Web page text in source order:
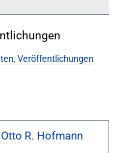
Veröffentlichungen
R. Hofmann